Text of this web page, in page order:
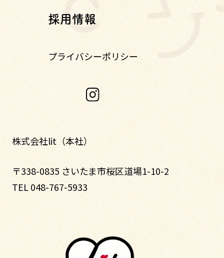
採用情報
プライバシーポリシー
株式会社lit（本社）
〒338-0835 さいたま市桜区道場1-10-2
TEL 048-767-5933